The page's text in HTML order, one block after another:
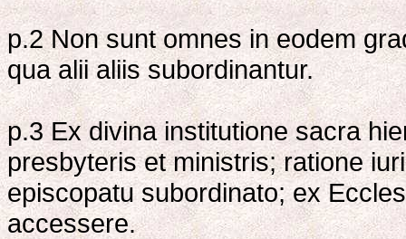
p.2 Non sunt omnes in eodem
qua alii aliis subordinantur.
p.3 Ex divina institutione sacra
presbyteris et ministris; ratione
episcopatu subordinato; ex
accessere.